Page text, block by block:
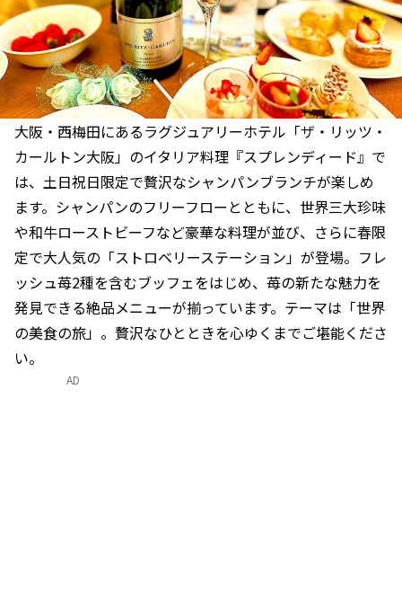
大阪・西梅田にあるラグジュアリーホテル「ザ・リッツ・
カールトン大阪」のイタリア料理『スプレンディード』で
は、土日祝日限定で贅沢なシャンパンブランチが楽しめ
ます。シャンパンのフリーフローとともに、世界三大珍味
や和牛ローストビーフなど豪華な料理が並び、さらに春限
定で大人気の「ストロベリーステーション」が登場。フレ
ッシュ苺2種を含むブッフェをはじめ、苺の新たな魅力を
発見できる絶品メニューが揃っています。テーマは「世界
の美食の旅」。贅沢なひとときを心ゆくまでご堪能くださ
い。
AD